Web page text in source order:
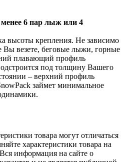
менее 6 пар лыж или 4
высоты крепления. Не зависимо
Вы везете, беговые лыжи, горные
плавающий профиль
под толщину Вашего
– верхний профиль
займет минимальное
товара могут отличаться
характеристики товара на
информация на сайте о